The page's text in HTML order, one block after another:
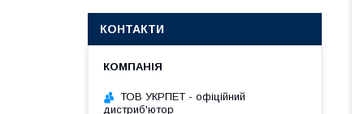
КОНТАКТИ
ТОВ УКРПЕТ - офіційний
дистриб'ютор